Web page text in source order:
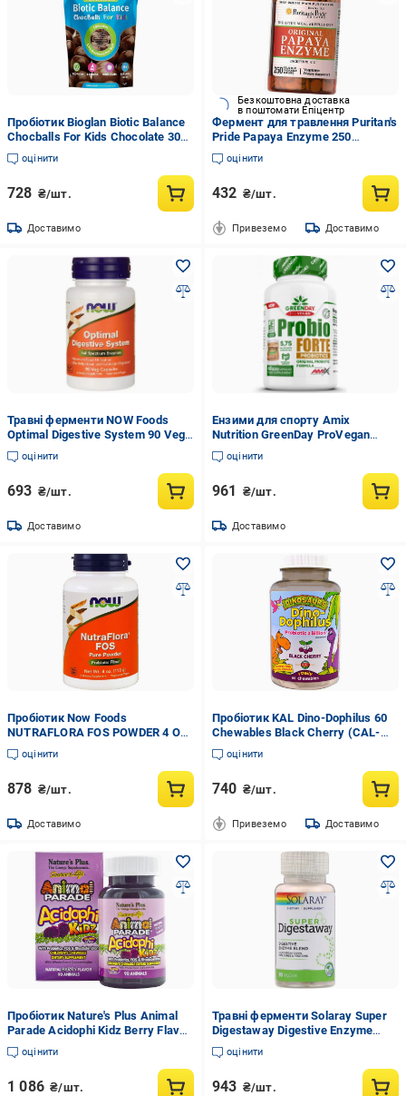
Пробіотик Bioglan Biotic Balance
Chocballs For Kids Chocolate 30
Chewable табл. (000020492)
оцінити
728 ₴/шт.
Доставимо
Безкоштовна доставка
в поштомати Епіцентр
Фермент для травлення Puritan's
Pride Papaya Enzyme 250
таблеток (69367006)
оцінити
432 ₴/шт.
Привеземо Доставимо
Травні ферменти NOW Foods
Optimal Digestive System 90 Veg
Caps
оцінити
693 ₴/шт.
Доставимо
Ензими для спорту Amix
Nutrition GreenDay ProVegan
Probio Forte 60 Veg Caps
оцінити
961 ₴/шт.
Доставимо
Пробіотик Now Foods
NUTRAFLORA FOS POWDER 4 OZ
113 г 23 порції (000003185)
оцінити
878 ₴/шт.
Доставимо
Пробіотик KAL Dino-Dophilus 60
Chewables Black Cherry (CAL-
50200)
оцінити
740 ₴/шт.
Привеземо Доставимо
Пробіотик Nature's Plus Animal
Parade Acidophi Kidz Berry Flavor
90 Chewable Tabs
оцінити
1 086 ₴/шт.
Травні ферменти Solaray Super
Digestaway Digestive Enzyme
Blend 90 Veg Caps (SOR-04801)
оцінити
943 ₴/шт.